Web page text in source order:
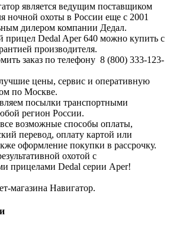
является ведущим поставщиком
ночной охоты в России еще с 2001
дилером компании Дедал.
прицел Dedal Aper 640 можно купить с
производителя.
заказ по телефону 8 (800) 333-123-
цены, сервис и оперативную
по Москве.
посылки транспортными
регион России.
возможные способы оплаты,
перевод, оплату картой или
оформление покупки в рассрочку.
охотой с
прицелами Dedal серии Aper!
магазина Навигатор.